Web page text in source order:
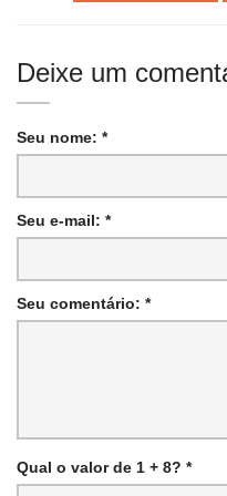
Deixe um
Seu nome: *
Seu e-mail: *
Seu comentário: *
Qual o valor de 1 + 8? *